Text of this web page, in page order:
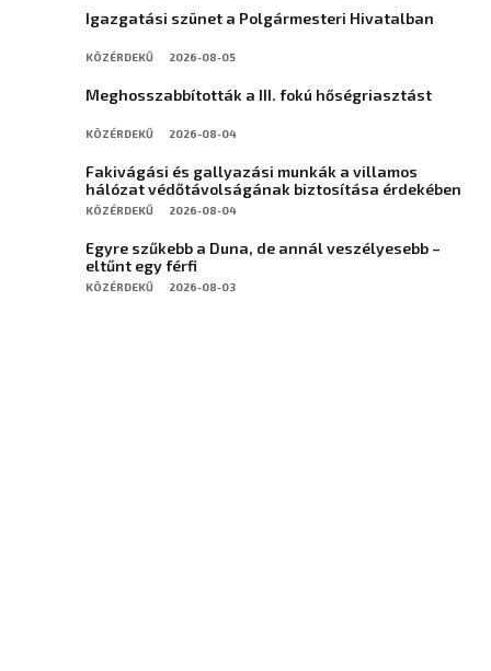
Igazgatási szünet a Polgármesteri Hivatalban
KÖZÉRDEKŰ 2026-08-05
Meghosszabbították a III. fokú hőségriasztást
KÖZÉRDEKŰ 2026-08-04
Fakivágási és gallyazási munkák a villamos
hálózat védőtávolságának biztosítása érdekében
KÖZÉRDEKŰ 2026-08-04
Egyre szűkebb a Duna, de annál veszélyesebb –
eltűnt egy férfi
KÖZÉRDEKŰ 2026-08-03